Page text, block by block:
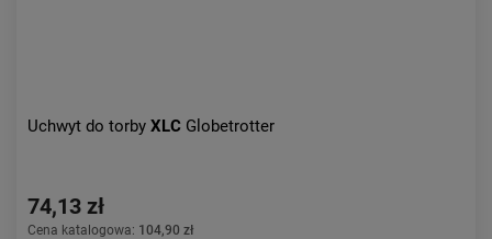
Uchwyt do torby XLC Globetrotter
74,13 zł
Cena katalogowa: 104,90 zł